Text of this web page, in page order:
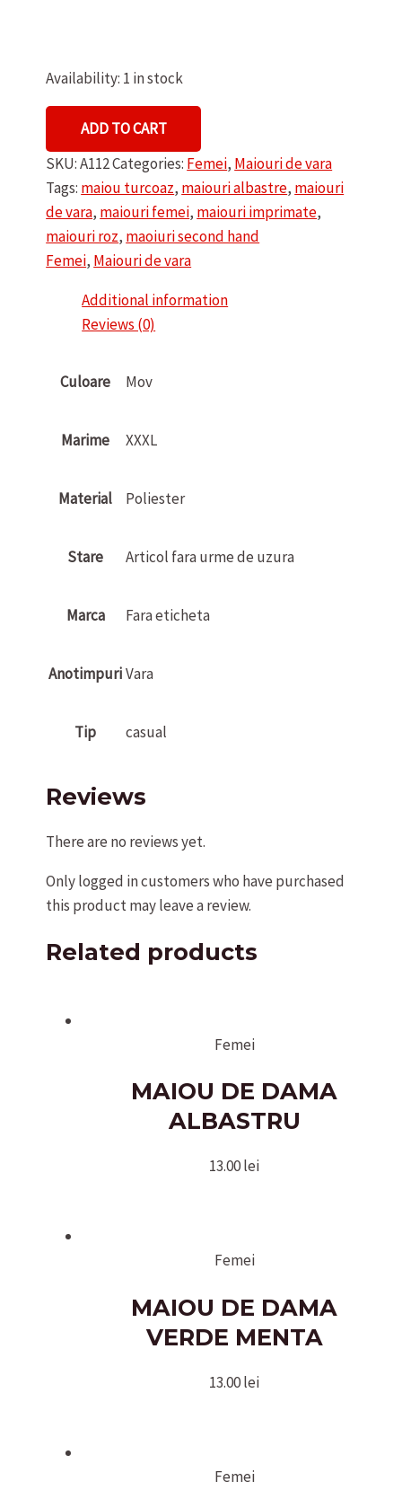
Availability: 1 in stock
DAMA
LILA
quantity
ADD TO CART
SKU:A112Categories: Femei, Maiouri de vara
Tags: maiou turcoaz, maiouri albastre, maiouri
de vara, maiouri femei, maiouri imprimate,
maiouri roz, maoiuri second hand
Femei, Maiouri de vara
Additional information
Reviews (0)
Culoare Mov
Marime XXXL
Material Poliester
Stare Articol fara urme de uzura
Marca Fara eticheta
AnotimpuriVara
Tip casual
Reviews
There are no reviews yet.
Only logged in customers who have purchased
this product may leave a review.
Related products
Femei
MAIOU DE DAMA
ALBASTRU
13.00lei
Femei
MAIOU DE DAMA
VERDE MENTA
13.00lei
Femei